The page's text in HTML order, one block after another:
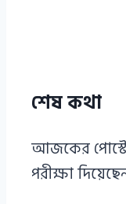
শেষ কথা
আজকের পোস্টে
পরীক্ষা